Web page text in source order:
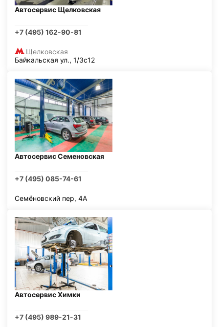
Автосервис Щелковская
+7 (495) 162-90-81
Щелковская
Байкальская ул., 1/3с12
Автосервис Семеновская
+7 (495) 085-74-61
Семёновский пер, 4А
Автосервис Химки
+7 (495) 989-21-31